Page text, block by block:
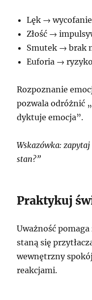
Lęk →
Złość →
Smutek → brak
Euforia →
Rozpoznanie
pozwala odróżnić
dyktuje emocja”.
Wskazówka:
stan?”
Praktykuj
Uważność
staną się
wewnętrzny
reakcjami.